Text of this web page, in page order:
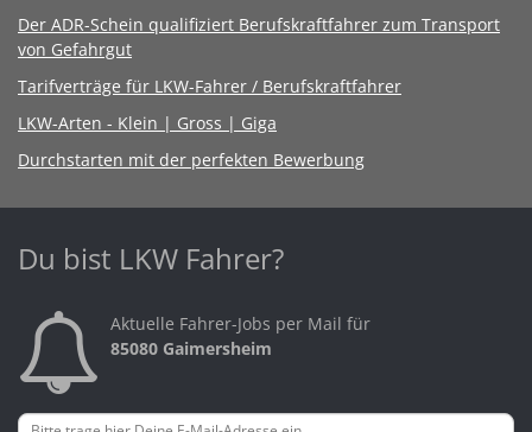
Der ADR-Schein qualifiziert Berufskraftfahrer zum Transport
von Gefahrgut
Tarifverträge für LKW-Fahrer / Berufskraftfahrer
LKW-Arten - Klein | Gross | Giga
Durchstarten mit der perfekten Bewerbung
Du bist LKW Fahrer?
Aktuelle Fahrer-Jobs per Mail für
85080 Gaimersheim